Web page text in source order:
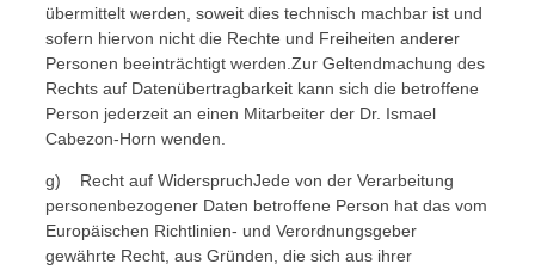
übermittelt werden, soweit dies technisch machbar ist und
sofern hiervon nicht die Rechte und Freiheiten anderer
Personen beeinträchtigt werden.Zur Geltendmachung des
Rechts auf Datenübertragbarkeit kann sich die betroffene
Person jederzeit an einen Mitarbeiter der Dr. Ismael
Cabezon-Horn wenden.
g) Recht auf WiderspruchJede von der Verarbeitung
personenbezogener Daten betroffene Person hat das vom
Europäischen Richtlinien- und Verordnungsgeber
gewährte Recht, aus Gründen, die sich aus ihrer